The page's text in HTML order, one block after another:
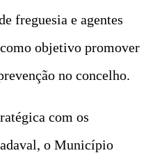
freguesia e agentes
objetivo promover
no concelho.
com os
o Município